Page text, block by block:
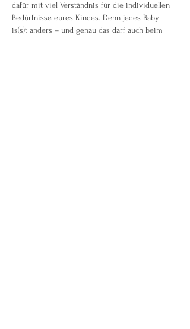
dafür mit viel Verständnis für die individuellen
Bedürfnisse eures Kindes. Denn jedes Baby
is(s)t anders – und genau das darf auch beim